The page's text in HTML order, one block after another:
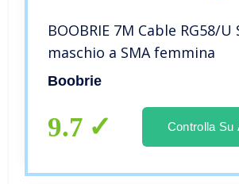
BOOBRIE 7M Cable RG58/U
maschio a SMA femmina
Boobrie
9.7 Controlla Su